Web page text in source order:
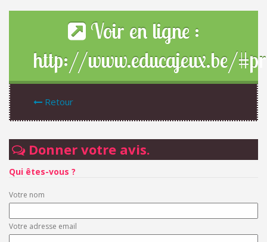
Voir en ligne :
http://www.educajeux.be/
Retour
Donner votre avis.
Qui êtes-vous ?
Votre nom
Votre adresse email